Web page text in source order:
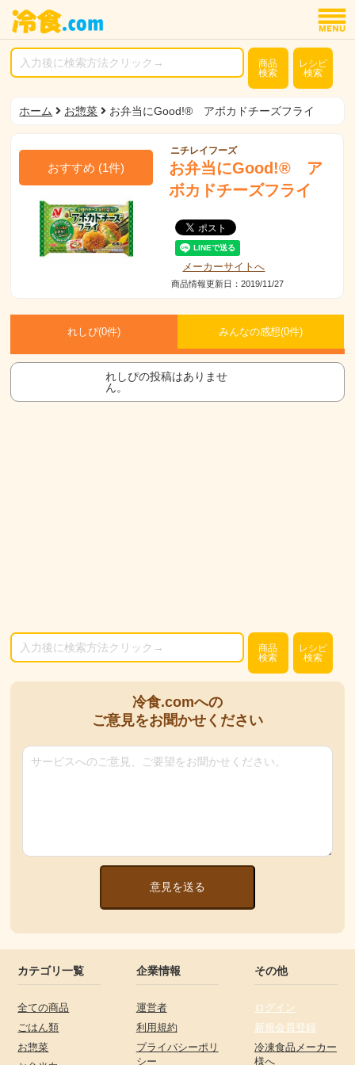
商品
検索
レシピ
検索
ホーム お惣菜 お弁当にGood!® アボカドチーズフライ
おすすめ (1件)
ニチレイフーズ
お弁当にGood!® ア
ボカドチーズフライ
メーカーサイトへ
商品情報更新日：2019/11/27
れしぴ(0件) みんなの感想(0件)
れしぴの投稿はありませ
ん。
商品
検索
レシピ
検索
冷食.comへの
ご意見をお聞かせください
意見を送る
カテゴリ一覧
全ての商品
ごはん類
お惣菜
企業情報
運営者
利用規約
プライバシーポリ
シー
その他
ログイン
新規会員登録
冷凍食品メーカー
様へ